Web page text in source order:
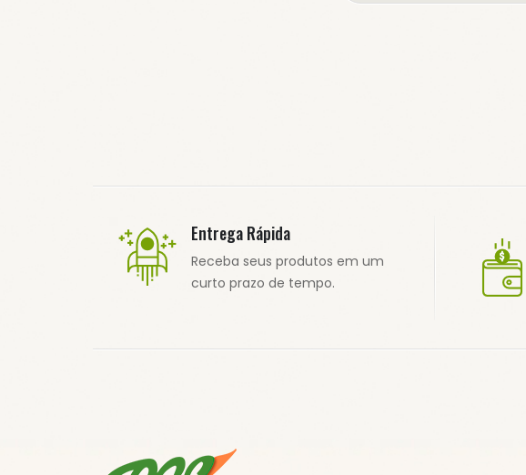
Entrega Rápida
Receba seus produtos em um
curto prazo de tempo.